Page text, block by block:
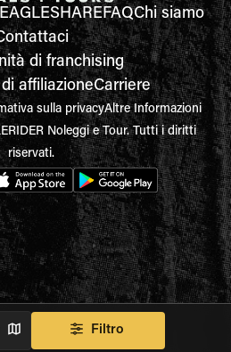
Filtro
EAGLESHAREFAQChi siamo
di franchising
affiliazioneCarriere
sulla privacyAltre Informazioni
Noleggi e Tour. Tutti i diritti
riservati.